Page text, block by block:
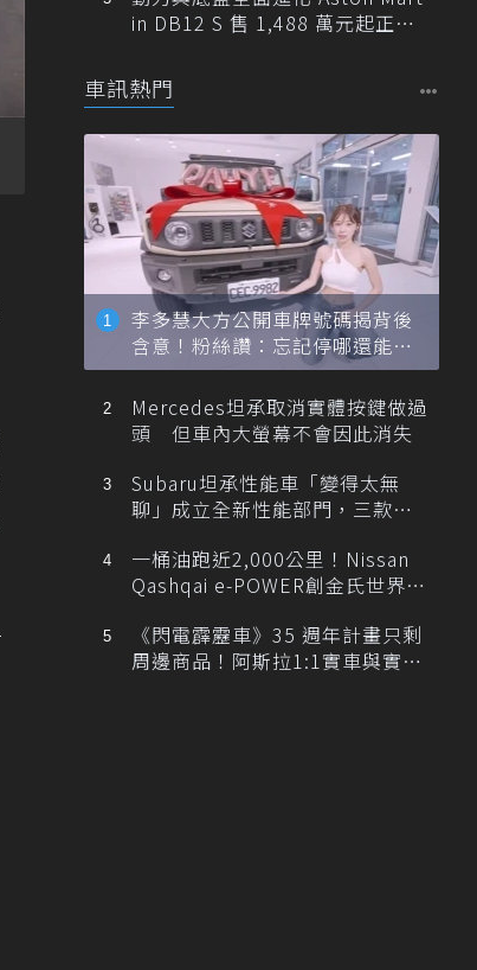
in DB12 S 售 1,488 萬元起正式
車訊熱門
李多慧大方公開車牌號碼揭背後
含意！粉絲讚：忘記停哪還能幫
忙找車
Mercedes坦承取消實體按鍵做過
頭 但車內大螢幕不會因此消失
Subaru坦承性能車「變得太無
聊」成立全新性能部門，三款手
一桶油跑近2,000公里！Nissan
Qashqai e-POWER創金氏世界紀
《閃電霹靂車》35 週年計畫只剩
周邊商品！阿斯拉1:1實車與實體